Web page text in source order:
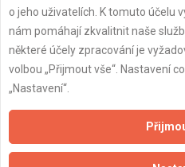
ZPĚT
Aktualizováno z portálu
o jeho uživatelích. K tomuto účelu
nám pomáhají zkvalitnit naše
některé účely zpracování je
volbou „Přijmout vše“. Nastavení
„Nastavení“.